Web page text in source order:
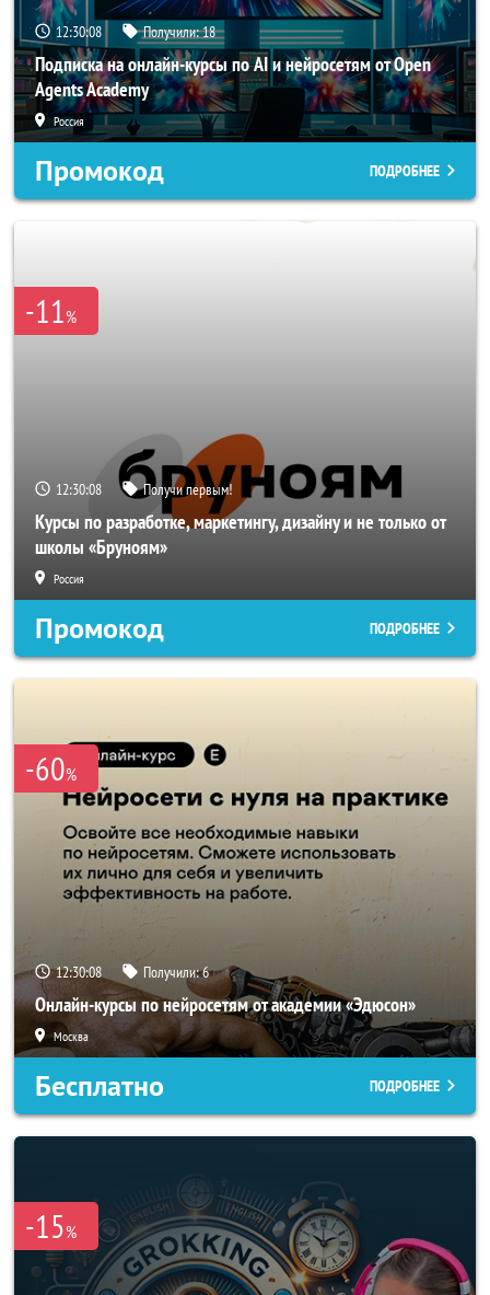
12:30:05 Получили:18
Подписка на онлайн-курсы по AI и нейросетям от Open
Agents Academy
Россия
Промокод ПОДРОБНЕЕ
-11%
12:30:05 Получи первым!
Курсы по разработке, маркетингу, дизайну и не только от
школы «Бруноям»
Россия
Промокод ПОДРОБНЕЕ
-60%
12:30:05 Получили:6
Онлайн-курсы по нейросетям от академии «Эдюсон»
Москва
Бесплатно ПОДРОБНЕЕ
-15%